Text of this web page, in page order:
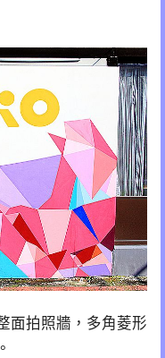
面拍照牆，多角菱形